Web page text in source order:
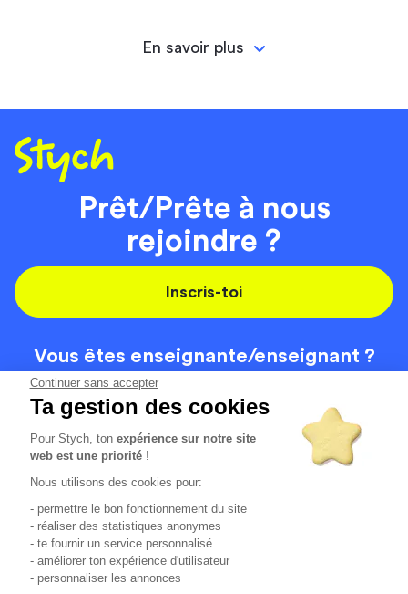
Continuer sans accepter
Ta gestion des cookies
Pour Stych, tonexpérience sur notre site
web est une priorité !
Nous utilisons des cookies pour:
- permettre le bon fonctionnement du site
- réaliser des statistiques anonymes
- te fournir un service personnalisé
- améliorer ton expérience d'utilisateur
- personnaliser les annonces
En savoir plus
Prêt/Prête à nous
rejoindre ?
Inscris-toi
Vous êtes enseignante/enseignant ?
On recrute
Code de la route
Localisation
Contact
Tous les avis clients4.6/5 (51136 avis publiés)